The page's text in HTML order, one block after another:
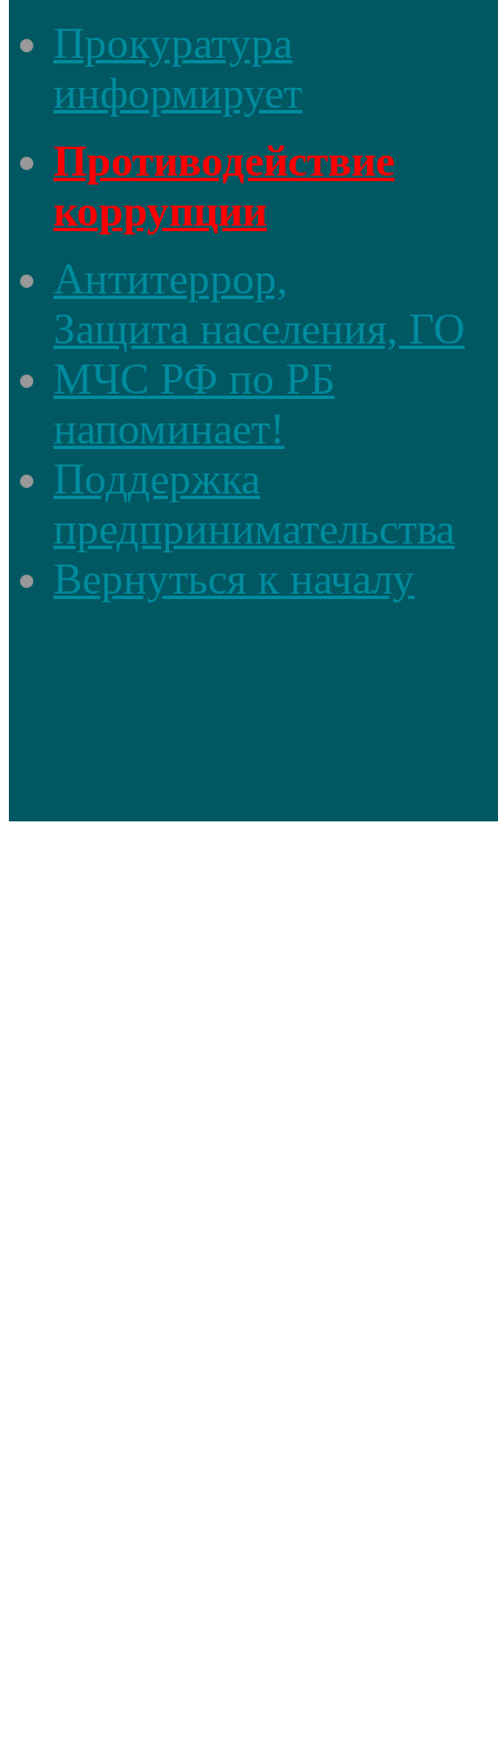
Прокуратура
информирует
Противодействие
коррупции
Антитеррор,
Защита населения, ГО
МЧС РФ по РБ
напоминает!
Поддержка
предпринимательства
Вернуться к началу